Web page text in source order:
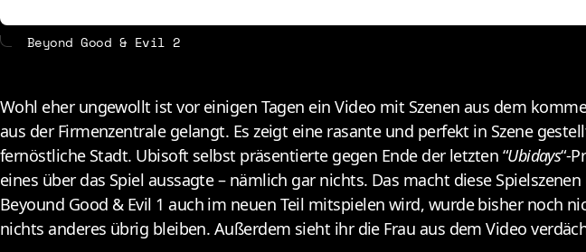
Beyond Good & Evil 2
Wohl eher ungewollt ist vor einigen Tagen ein Video mit Szenen aus dem
aus der Firmenzentrale gelangt. Es zeigt eine rasante und perfekt in Szene
fernöstliche Stadt. Ubisoft selbst präsentierte gegen Ende der letzten “Ubidays“-
eines über das Spiel aussagte – nämlich gar nichts. Das macht diese
Beyound Good & Evil 1 auch im neuen Teil mitspielen wird, wurde bisher noch
nichts anderes übrig bleiben. Außerdem sieht ihr die Frau aus dem Video